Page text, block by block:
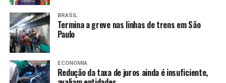
“Todas as pessoas terão que operar a catarata um dia,
com o tempo — duas vezes, pois temos dois olhos”, diz
Maria Auxiliadora Frazão. De acordo com a médica, o
ideal é que a cirurgia seja feita em um olho de cada vez,
com diferença de algumas semanas entre os dois
procedimentos, como fez o presidente Lula, que já
BRASIL
Termina a greve nas linhas de trens em São
Paulo
ECONOMIA
Redução da taxa de juros ainda é insuficiente,